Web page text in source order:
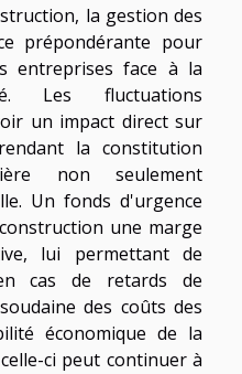
la gestion des
prépondérante pour
entreprises face à la
Les fluctuations
un impact direct sur
la constitution
non seulement
Un fonds d'urgence
une marge
lui permettant de
cas de retards de
des coûts des
économique de la
ci peut continuer à